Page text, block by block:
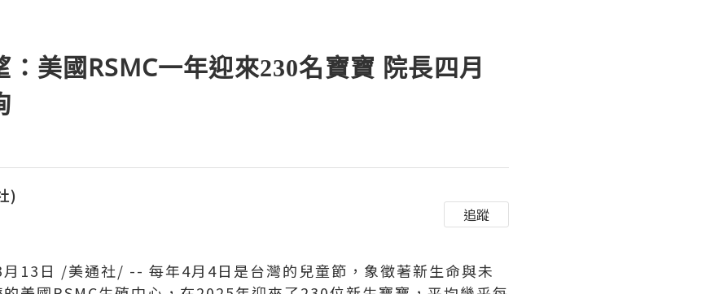
美國RSMC一年迎來230名寶寶 院長四月
)
追蹤
13日 /美通社/ -- 每年4月4日是台灣的兒童節，象徵著新生命與未